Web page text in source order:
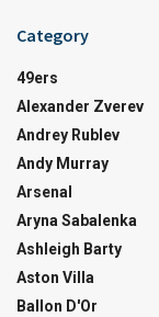
Category
49ers
Alexander Zverev
Andrey Rublev
Andy Murray
Arsenal
Aryna Sabalenka
Ashleigh Barty
Aston Villa
Ballon D'Or